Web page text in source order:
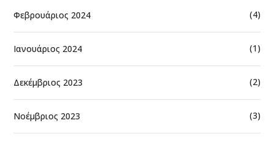
Φεβρουάριος 2024 (4)
Ιανουάριος 2024 (1)
Δεκέμβριος 2023 (2)
Νοέμβριος 2023 (3)